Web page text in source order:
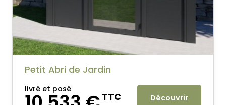
Petit Abri de Jardin
livré et posé
TTC Découvrir